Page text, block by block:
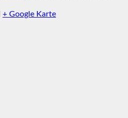
+ Google Karte